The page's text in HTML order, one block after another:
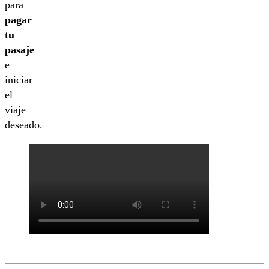
para
pagar
tu
pasaje
e
iniciar
el
viaje
deseado.